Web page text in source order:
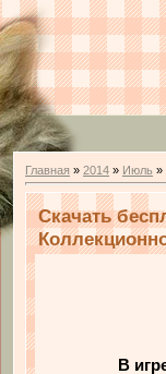
Главная » 2014 » Июль »
Скачать
В